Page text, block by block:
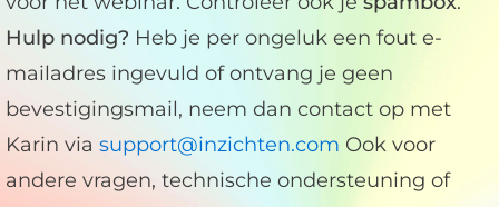
Hulp nodig? Heb je per ongeluk een fout e-
mailadres ingevuld of ontvang je geen
bevestigingsmail, neem dan contact op met
Karin via support@inzichten.com Ook voor
andere vragen, technische ondersteuning of